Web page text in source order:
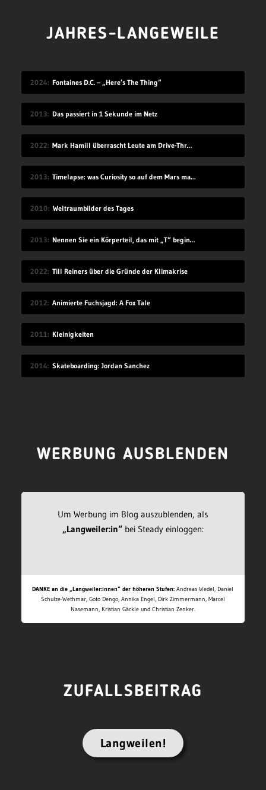
JAHRES-LANGEWEILE
2024 Fontaines D.C. – „Here’s The Thing“
2013 Das passiert in 1 Sekunde im Netz
2022 Mark Hamill überrascht Leute am Drive-Thru-Schalter
2013 Timelapse: was Curiosity so auf dem Mars macht
2010 Weltraumbilder des Tages
2013 Nennen Sie ein Körperteil, das mit „T“ beginnt
2022 Till Reiners über die Gründe der Klimakrise
2012 Animierte Fuchsjagd: A Fox Tale
2011 Kleinigkeiten
2014 Skateboarding: Jordan Sanchez
WERBUNG AUSBLENDEN
Um Werbung im Blog auszublenden, als
„Langweiler:in“bei Steady einloggen:
DANKE an die „Langweiler:innen“ der höheren Stufen: Andreas Wedel, Daniel
Schulze-Wethmar, Goto Dengo, Annika Engel, Dirk Zimmermann, Marcel
Nasemann, Kristian Gäckle und Christian Zenker.
ZUFALLSBEITRAG
Langweilen!